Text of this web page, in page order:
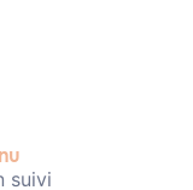
suivi